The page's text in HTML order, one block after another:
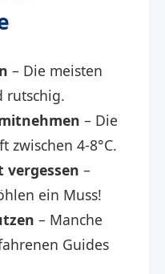
– Die meisten
rutschig.
– Die
zwischen 4-8°C.
vergessen –
ein Muss!
– Manche
Guides